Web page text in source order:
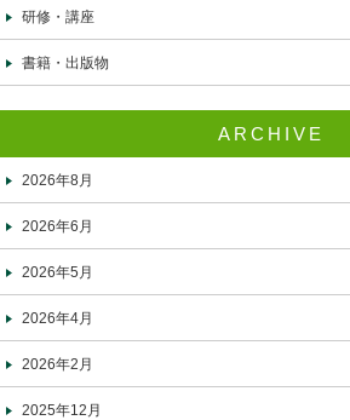
研修・講座
書籍・出版物
ARCHIVE
2026年8月
2026年6月
2026年5月
2026年4月
2026年2月
2025年12月